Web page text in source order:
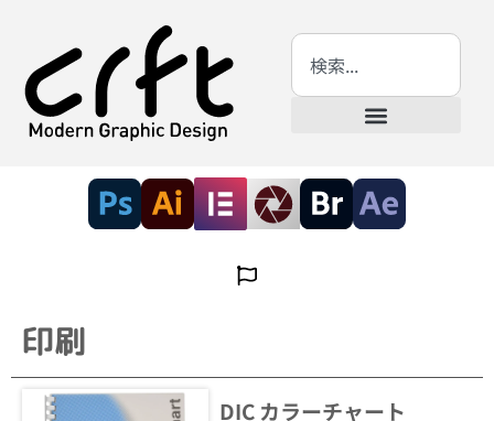
印刷
DIC カラーチャート